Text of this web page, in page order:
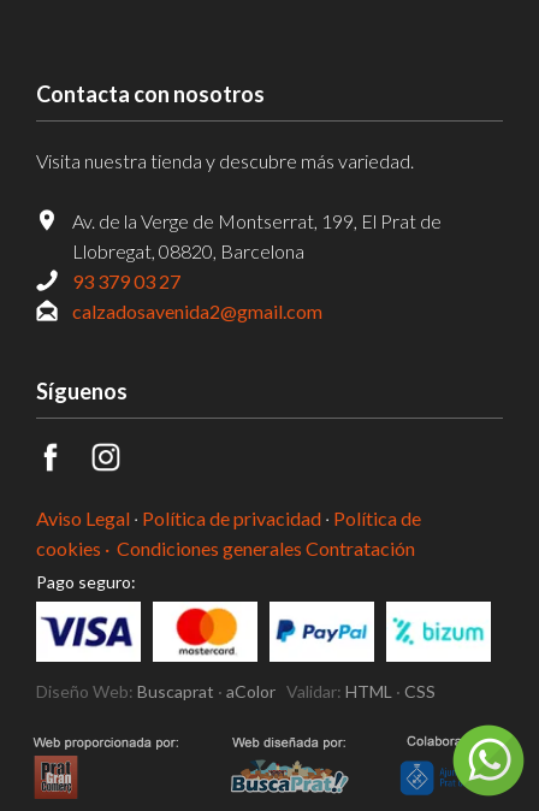
Contacta con nosotros
Visita nuestra tienda y descubre más variedad.
Av. de la Verge de Montserrat, 199, El Prat de
Llobregat, 08820, Barcelona
93 379 03 27
calzadosavenida2@gmail.com
Síguenos
Aviso Legal · Política de privacidad · Política de
cookies · Condiciones generales Contratación
Pago seguro:
Diseño Web: Buscaprat · aColor Validar: HTML · CSS